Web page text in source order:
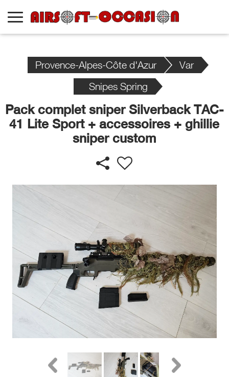
Provence-Alpes-Côte d'Azur
Var
Snipes Spring
Pack complet sniper Silverback TAC-
41 Lite Sport + accessoires + ghillie
sniper custom